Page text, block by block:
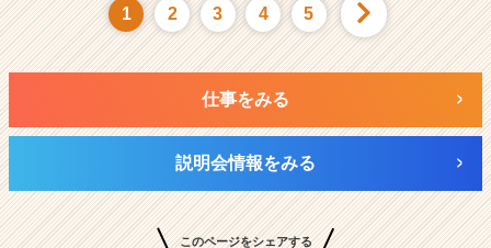
1 2 3 4 5
仕事をみる
説明会情報をみる
このページをシェアする